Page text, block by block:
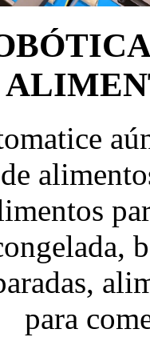
de
para